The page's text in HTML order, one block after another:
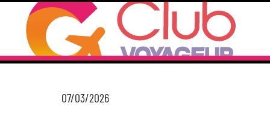
07/03/2026